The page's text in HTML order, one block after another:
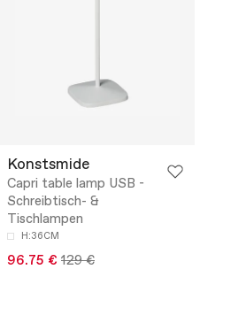
Konstsmide
Capri table lamp USB -
Schreibtisch- &
Tischlampen
H:36CM
96.75 € 129 €